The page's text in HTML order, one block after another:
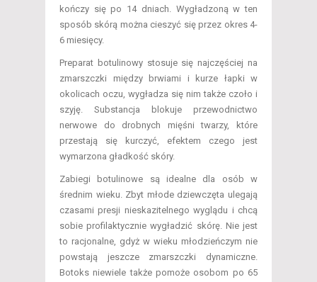
kończy się po 14 dniach. Wygładzoną w ten
sposób skórą można cieszyć się przez okres 4-
6 miesięcy.
Preparat botulinowy stosuje się najczęściej na
zmarszczki między brwiami i kurze łapki w
okolicach oczu, wygładza się nim także czoło i
szyję. Substancja blokuje przewodnictwo
nerwowe do drobnych mięśni twarzy, które
przestają się kurczyć, efektem czego jest
wymarzona gładkość skóry.
Zabiegi botulinowe są idealne dla osób w
średnim wieku. Zbyt młode dziewczęta ulegają
czasami presji nieskazitelnego wyglądu i chcą
sobie profilaktycznie wygładzić skórę. Nie jest
to racjonalne, gdyż w wieku młodzieńczym nie
powstają jeszcze zmarszczki dynamiczne.
Botoks niewiele także pomoże osobom po 65